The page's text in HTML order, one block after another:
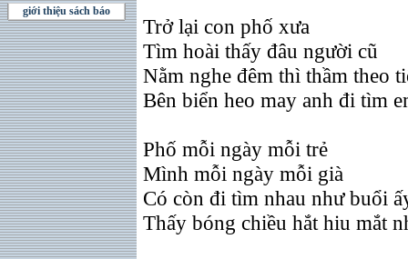
giới thiệu sách báo
Trở lại con phố xưa
Tìm hoài thấy đâu người cũ
Nằm nghe đêm thì thầm theo
Bên biển heo may anh đi tìm
Phố mỗi ngày mỗi trẻ
Mình mỗi ngày mỗi già
Có còn đi tìm nhau như buổi
Thấy bóng chiều hắt hiu mắt